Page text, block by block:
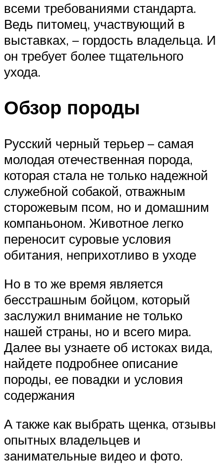
всеми требованиями стандарта.
Ведь питомец, участвующий в
выставках, – гордость владельца. И
он требует более тщательного
ухода.
Обзор породы
Русский черный терьер – самая
молодая отечественная порода,
которая стала не только надежной
служебной собакой, отважным
сторожевым псом, но и домашним
компаньоном. Животное легко
переносит суровые условия
обитания, неприхотливо в уходе
Но в то же время является
бесстрашным бойцом, который
заслужил внимание не только
нашей страны, но и всего мира.
Далее вы узнаете об истоках вида,
найдете подробнее описание
породы, ее повадки и условия
содержания
А также как выбрать щенка, отзывы
опытных владельцев и
занимательные видео и фото.